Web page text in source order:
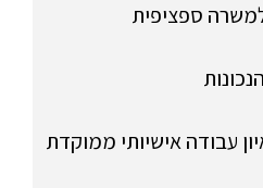
ספציפית
עבודה אישיותי ממוקדת